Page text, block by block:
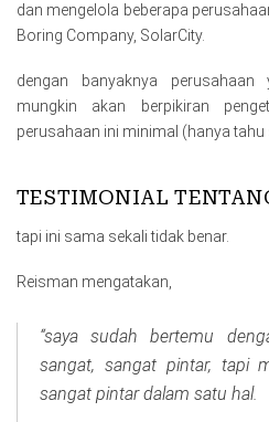
dan mengelola beberapa
Boring Company, SolarCity.
dengan banyaknya
mungkin akan berpikiran
perusahaan ini minimal (hanya tahu
TESTIMONIAL
tapi ini sama sekali tidak benar.
Reisman mengatakan,
“saya sudah bertemu
sangat, sangat pintar, tapi
sangat pintar dalam satu hal.